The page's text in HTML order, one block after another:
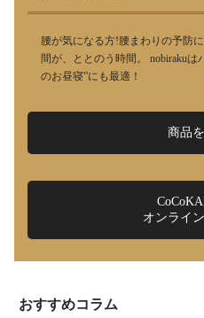
腰が気になる方!腰まわりの予防
間が、ととのう時間。 nobirakuは
のお昼寝”にも最適！
商品
オンライ
おすすめコラム